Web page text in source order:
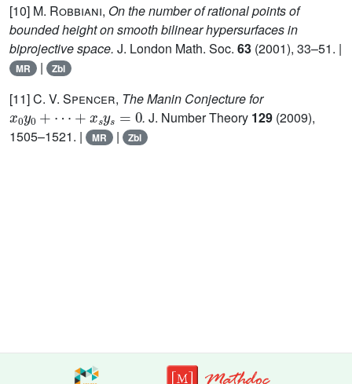
[10] M. Robbiani, On the number of rational points of
bounded height on smooth bilinear hypersurfaces in
biprojective space. J. London Math. Soc. 63 (2001), 33–51. |
MR | Zbl
[11]C. V. Spencer, The Manin Conjecture for
x0y0+ ⋯+xsys=0
. J. Number Theory 129 (2009),
1505–1521. |
MR | Zbl